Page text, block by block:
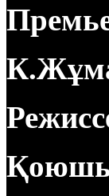
Қоюшы